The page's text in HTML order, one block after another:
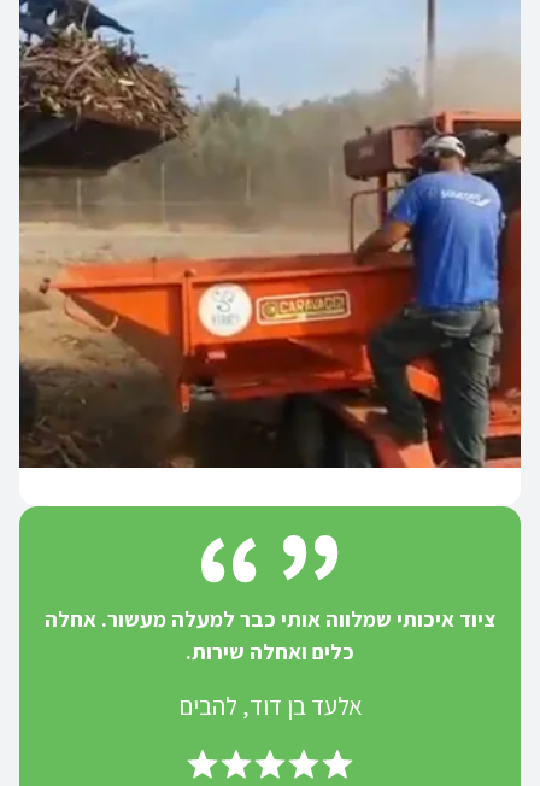
ציוד איכותי שמלווה אותי כבר למעלה מעשור. אחלה
כלים ואחלה שירות.
אלעד בן דוד, להבים